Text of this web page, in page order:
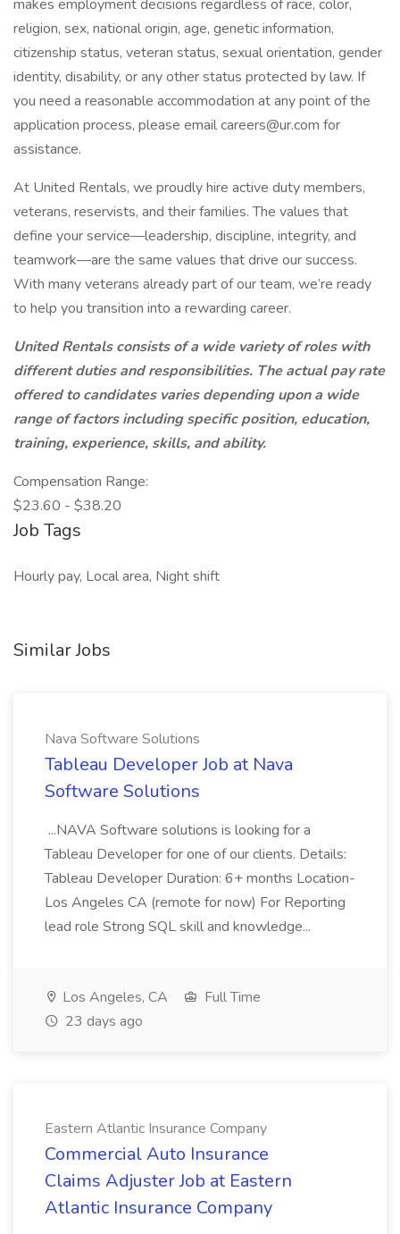
makes employment decisions regardless of race, color,
religion, sex, national origin, age, genetic information,
citizenship status, veteran status, sexual orientation, gender
identity, disability, or any other status protected by law. If
you need a reasonable accommodation at any point of the
application process, please email careers@ur.com for
assistance.
At United Rentals, we proudly hire active duty members,
veterans, reservists, and their families. The values that
define your service—leadership, discipline, integrity, and
teamwork—are the same values that drive our success.
With many veterans already part of our team, we’re ready
to help you transition into a rewarding career.
United Rentals consists of a wide variety of roles with
different duties and responsibilities. The actual pay rate
offered to candidates varies depending upon a wide
range of factors including specific position, education,
training, experience, skills, and ability.
Compensation Range:
$23.60 - $38.20
Job Tags
Hourly pay, Local area, Night shift
Similar Jobs
Nava Software Solutions
Tableau Developer Job at Nava
Software Solutions
...NAVA Software solutions is looking for a
Tableau Developer for one of our clients. Details:
Tableau Developer Duration: 6+ months Location-
Los Angeles CA (remote for now) For Reporting
lead role Strong SQL skill and knowledge...
Los Angeles, CA
Full Time
23 days ago
Eastern Atlantic Insurance Company
Commercial Auto Insurance
Claims Adjuster Job at Eastern
Atlantic Insurance Company